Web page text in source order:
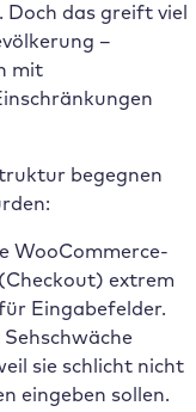
Doch das greift viel
–
mit
begegnen
WooCommerce-
extrem
Eingabefelder.
sie schlicht nicht
eingeben sollen.